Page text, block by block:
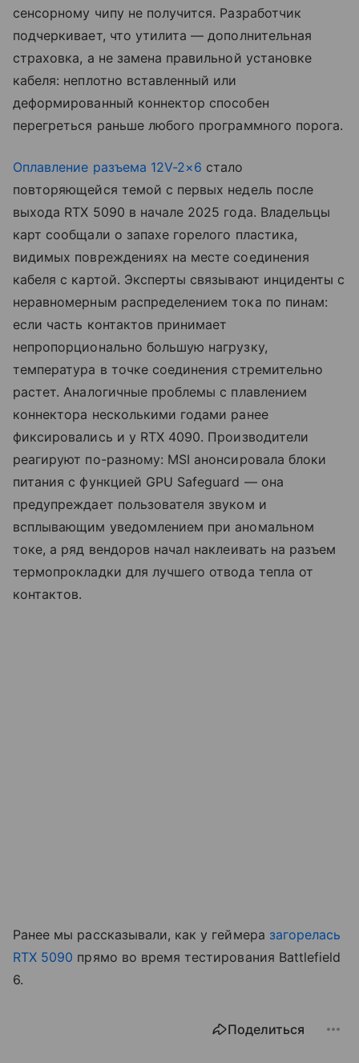
сенсорному чипу не получится. Разработчик
подчеркивает, что утилита — дополнительная
страховка, а не замена правильной установке
кабеля: неплотно вставленный или
деформированный коннектор способен
перегреться раньше любого программного порога.
Оплавление разъема 12V-2×6 стало
повторяющейся темой с первых недель после
выхода RTX 5090 в начале 2025 года. Владельцы
карт сообщали о запахе горелого пластика,
видимых повреждениях на месте соединения
кабеля с картой. Эксперты связывают инциденты с
неравномерным распределением тока по пинам:
если часть контактов принимает
непропорционально большую нагрузку,
температура в точке соединения стремительно
растет. Аналогичные проблемы с плавлением
коннектора несколькими годами ранее
фиксировались и у RTX 4090. Производители
реагируют по-разному: MSI анонсировала блоки
питания с функцией GPU Safeguard — она
предупреждает пользователя звуком и
всплывающим уведомлением при аномальном
токе, а ряд вендоров начал наклеивать на разъем
термопрокладки для лучшего отвода тепла от
контактов.
Ранее мы рассказывали, как у геймера загорелась
RTX 5090 прямо во время тестирования Battlefield
6.
Поделиться